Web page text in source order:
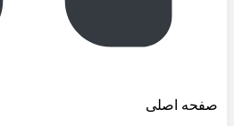
صفحه اصلی